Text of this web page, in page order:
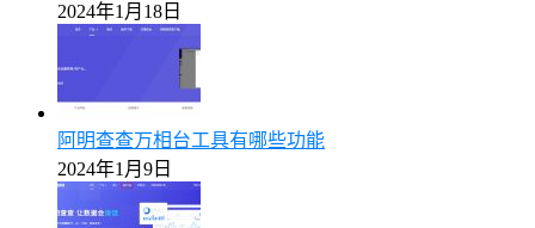
2024年1月18日
阿明查查万相台工具有哪些功能
2024年1月9日